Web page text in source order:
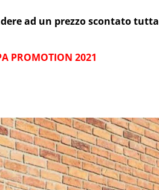
ad un prezzo scontato
PROMOTION 2021